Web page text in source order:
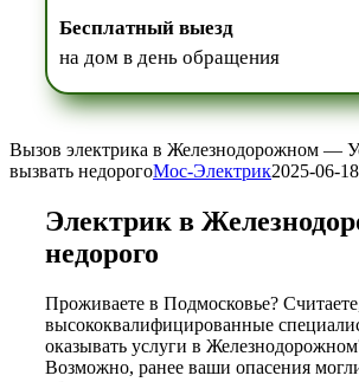
Бесплатный выезд
на дом в день обращения
Вызов электрика в Железнодорожном —
вызвать недорогоМос-Электрик2025-06-
Электрик в
недорого
Проживаете в Подмосковье?
высококвалифицированные
оказывать услуги в
Возможно, ранее ваши опасения